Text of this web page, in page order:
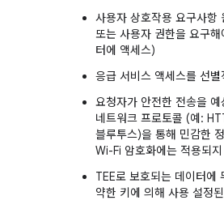
사용자 상호작용 요구사항
또는 사용자 권한을 요구
터에 액세스)
응급 서비스 액세스를 선
요청자가 안전한 전송을
네트워크 프로토콜 (예:
블루투스)을 통해 민감한
Wi-Fi 암호화에는 적용되
TEE로 보호되는 데이터에
약한 키에 의해 사용 설정